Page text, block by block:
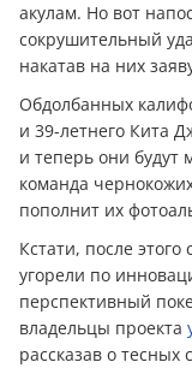
акулам. Но вот
сокрушительный
накатав на них
Обдолбанных
и 39-летнего Кита
и теперь они будут
команда
пополнит их
Кстати, после
угорели по
перспективный
владельцы проекта
рассказав о тесных